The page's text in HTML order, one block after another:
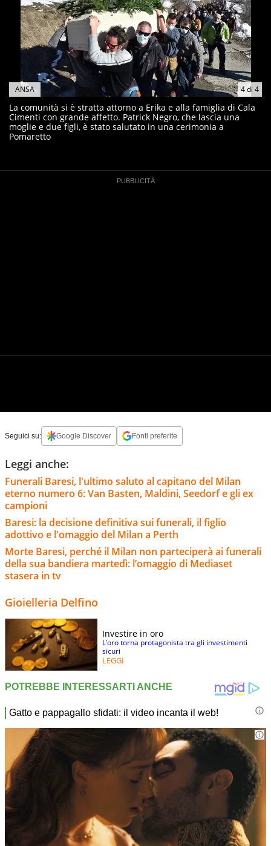
4di 4
ANSA
La comunità si è stratta attorno a Erika e alla famiglia di Cala
Cimenti con grande affetto. Patrick Negro, che lascia una
moglie e due figli, è stato salutato in una cerimonia a
Pomaretto
Seguici su: Google Discover Fonti preferite
Leggi anche:
Funerali Baresi, l'ultimo saluto al capitano del Milan
eterno numero 6: Van Basten, Maldini, Seedorf e gli ex
campioni
Baresi: la decisione definitiva sui funerali, il figlio
adottivo e l'omaggio del Milan a Perth
Morte Baresi, perché il Milan non parteciperà ai funerali
della sua bandiera martedì: l’omaggio di Mediaset
stasera in tv
Gioielleria Delfino
Investire in oro
L’oro torna protagonista tra gli investimenti
sicuri
LEGGI